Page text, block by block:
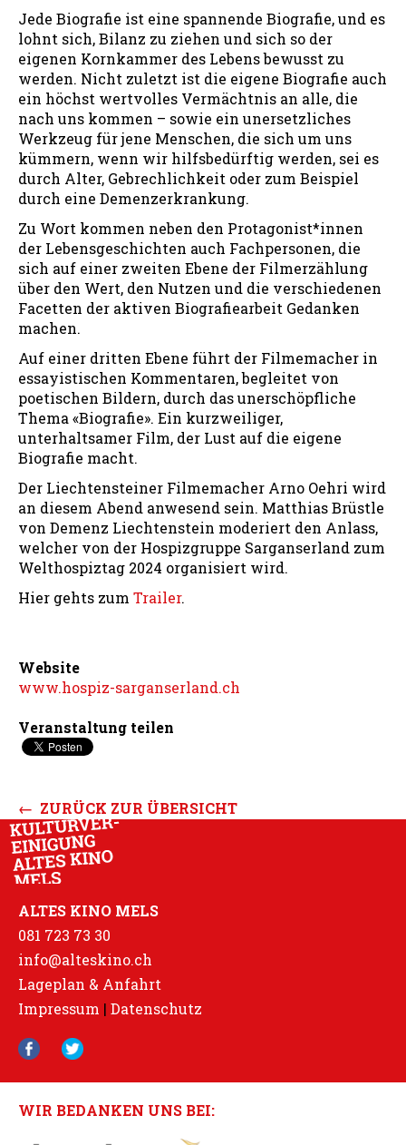
Jede Biografie ist eine spannende Biografie, und es
lohnt sich, Bilanz zu ziehen und sich so der
eigenen Kornkammer des Lebens bewusst zu
werden. Nicht zuletzt ist die eigene Biografie auch
ein höchst wertvolles Vermächtnis an alle, die
nach uns kommen – sowie ein unersetzliches
Werkzeug für jene Menschen, die sich um uns
kümmern, wenn wir hilfsbedürftig werden, sei es
durch Alter, Gebrechlichkeit oder zum Beispiel
durch eine Demenzerkrankung.
Zu Wort kommen neben den Protagonist*innen
der Lebensgeschichten auch Fachpersonen, die
sich auf einer zweiten Ebene der Filmerzählung
über den Wert, den Nutzen und die verschiedenen
Facetten der aktiven Biografiearbeit Gedanken
machen.
Auf einer dritten Ebene führt der Filmemacher in
essayistischen Kommentaren, begleitet von
poetischen Bildern, durch das unerschöpfliche
Thema «Biografie». Ein kurzweiliger,
unterhaltsamer Film, der Lust auf die eigene
Biografie macht.
Der Liechtensteiner Filmemacher Arno Oehri wird
an diesem Abend anwesend sein. Matthias Brüstle
von Demenz Liechtenstein moderiert den Anlass,
welcher von der Hospizgruppe Sarganserland zum
Welthospiztag 2024 organisiert wird.
Hier gehts zum Trailer.
Website
www.hospiz-sarganserland.ch
Veranstaltung teilen
← ZURÜCK ZUR ÜBERSICHT
ALTES KINO MELS
081 723 73 30
info@alteskino.ch
Lageplan & Anfahrt
Impressum | Datenschutz
WIR BEDANKEN UNS BEI: